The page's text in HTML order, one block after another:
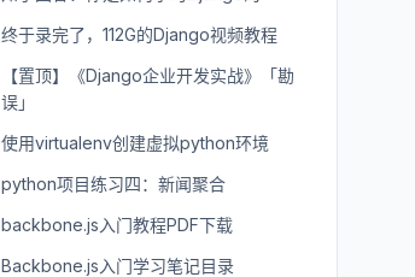
终于录完了，112G的Django视频教程
【置顶】《Django企业开发实战》「勘
误」
使用virtualenv创建虚拟python环境
python项目练习四：新闻聚合
backbone.js入门教程PDF下载
Backbone.js入门学习笔记目录